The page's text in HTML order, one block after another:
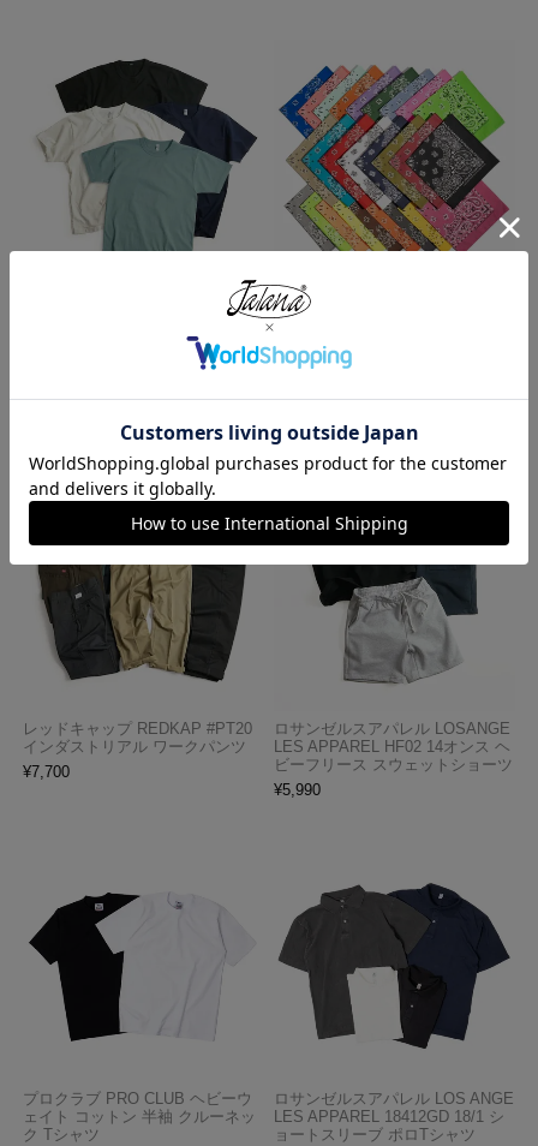
ロサンゼルスアパレル LOSANGE
LES APPAREL 1203GD 8.5オンス
半袖 バインディング ガーメント
ハバハンク HAV-A-HANK バンダ
ナ アメリカ製 トラディショナル
PANY
レッドキャップ REDKAP #PT20
インダストリアル ワークパンツ
¥7,700
ロサンゼルスアパレル LOSANGE
LES APPAREL HF02 14オンス ヘ
ビーフリース スウェットショーツ
¥5,990
プロクラブ PRO CLUB ヘビーウ
ェイト コットン 半袖 クルーネッ
ク Tシャツ
ロサンゼルスアパレル LOS ANGE
LES APPAREL 18412GD 18/1 シ
ョートスリーブ ポロTシャツ